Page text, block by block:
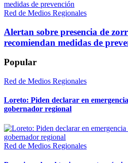
Red de Medios Regionales
Alertan sobre presencia de
recomiendan medidas de
Popular
Red de Medios Regionales
Loreto: Piden declarar en
gobernador regional
Red de Medios Regionales